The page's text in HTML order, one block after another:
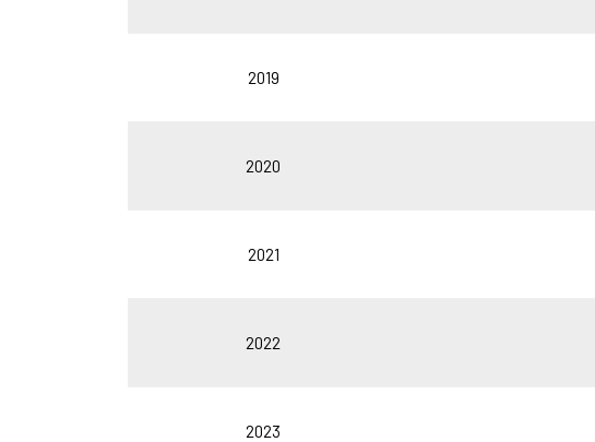
2019
2020
2021
2022
2023